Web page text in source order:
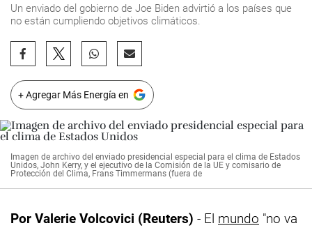
Un enviado del gobierno de Joe Biden advirtió a los países que
no están cumpliendo objetivos climáticos.
+ Agregar Más Energía en
Imagen de archivo del enviado presidencial especial para el clima de Estados
Unidos, John Kerry, y el ejecutivo de la Comisión de la UE y comisario de
Protección del Clima, Frans Timmermans (fuera de
Por Valerie Volcovici (Reuters) - El mundo "no va